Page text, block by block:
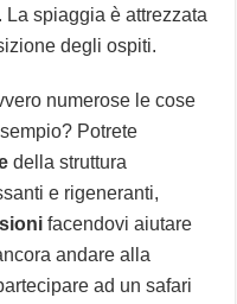
spiaggia è attrezzata
degli ospiti.
numerose le cose
Potrete
della struttura
e rigeneranti,
facendovi aiutare
andare alla
ad un safari